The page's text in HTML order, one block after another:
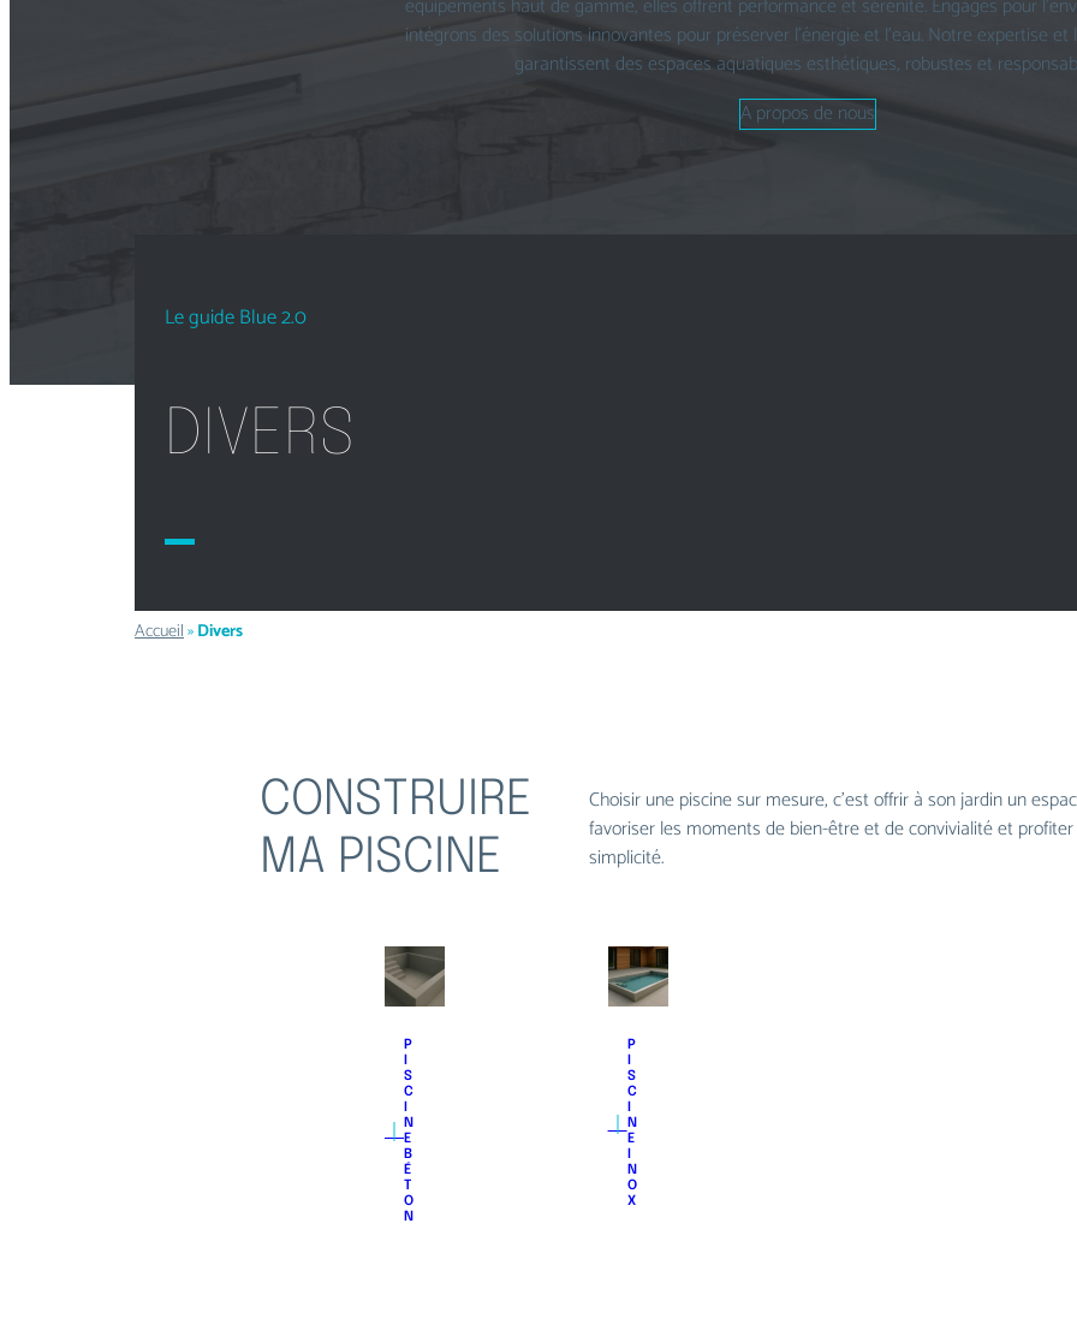
équipements haut de gamme, elles offrent performance et sérénité. Engagés pour
intégrons des solutions innovantes pour préserver l’énergie et l’eau. Notre expertise
garantissent des espaces aquatiques esthétiques, robustes et
A propos de nous
Le guide Blue 2.0
DIVERS
Accueil»Divers
CONSTRUIRE
MA PISCINE
Choisir une piscine sur mesure, c’est offrir à son jardin un
favoriser les moments de bien-être et de convivialité et
simplicité.
｜
P
I
S
C
I
N
E
B
É
T
O
N
｜
P
I
S
C
I
N
E
I
N
O
X